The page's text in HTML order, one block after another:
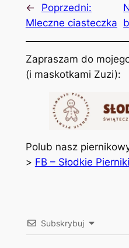
←
Poprzedni:
Mleczne ciasteczka
Zapraszam do
(i maskotkami Zuzi):
Polub nasz
> FB – Słodkie Pierniki
Subskrybuj